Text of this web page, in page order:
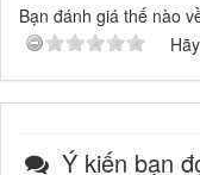
Bạn đánh giá thế nào
Ý kiến bạn